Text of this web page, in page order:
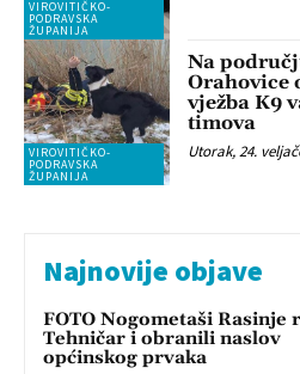
VIROVITIČKO-
PODRAVSKA
ŽUPANIJA
VIROVITIČKO-
PODRAVSKA
ŽUPANIJA
Na
Orahovice
vježba K9
timova
Utorak, 24.
Najnovije objave
FOTO Nogometaši Rasinje
Tehničar i obranili naslov
općinskog prvaka